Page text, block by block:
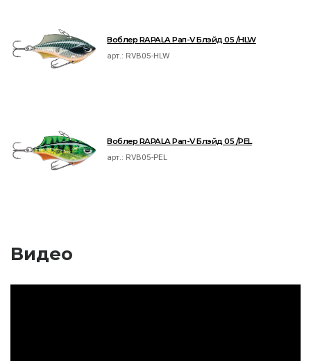
Воблер RAPALA Рап-V Блэйд 05 /HLW
арт.: RVB05-HLW
Воблер RAPALA Рап-V Блэйд 05 /PEL
арт.: RVB05-PEL
Видео